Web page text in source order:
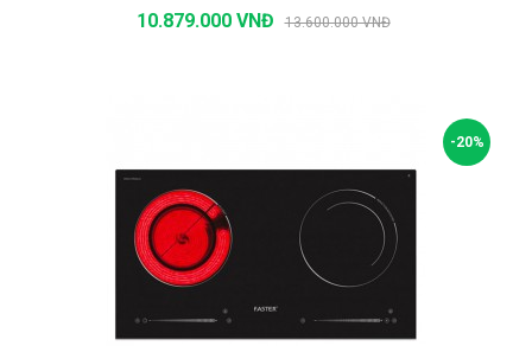
10.879.000 VNĐ 13.600.000 VNĐ
-20%